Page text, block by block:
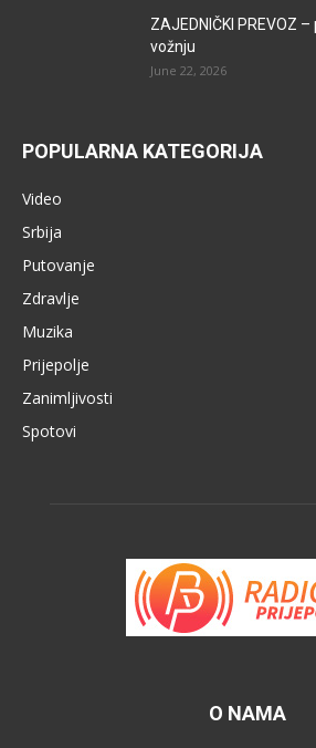
ZAJEDNIČKI PREVOZ
vožnju
June 22, 2026
POPULARNA KATEGORIJA
Video
Srbija
Putovanje
Zdravlje
Muzika
Prijepolje
Zanimljivosti
Spotovi
O NAMA